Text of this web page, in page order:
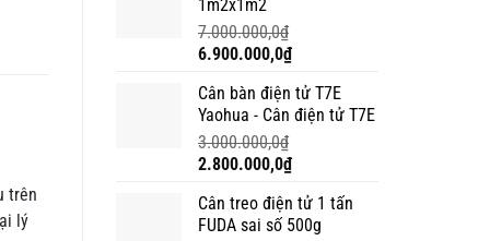
3.650.000,0₫.
1m2x1m2
7.000.000,0₫
Giá
là:
7.000.000,0₫.
6.900.000,0₫Giá
tại
là:
Cân bàn điện tử T7E
Yaohua - Cân điện tử T7E
3.000.000,0₫
Giá
là:
3.000.000,0₫.
2.800.000,0₫Giá
tại
là:
Cân treo điện tử 1 tấn
FUDA sai số 500g
trên
lý